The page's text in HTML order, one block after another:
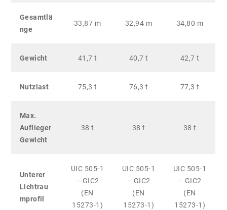
Gesamtlä
nge
33,87 m 32,94 m 34,80 m
Gewicht 41,7 t 40,7 t 42,7 t
Nutzlast 75,3 t 76,3 t 77,3 t
Max.
Auflieger
Gewicht
38 t 38 t 38 t
Unterer
Lichtrau
mprofil
UIC 505-1
– GIC2
(EN
15273-1)
UIC 505-1
– GIC2
(EN
15273-1)
UIC 505-1
– GIC2
(EN
15273-1)